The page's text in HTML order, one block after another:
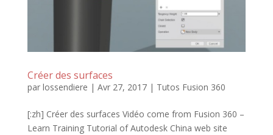
Créer des surfaces
par lossendiere | Avr 27, 2017| Tutos Fusion 360
[:zh] Créer des surfaces Vidéo come from Fusion 360 –
Learn Training Tutorial of Autodesk China web site